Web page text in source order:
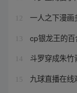
12 一人之下漫画
13 cp银龙王的百
14 斗罗穿成朱
15 九球直播在线